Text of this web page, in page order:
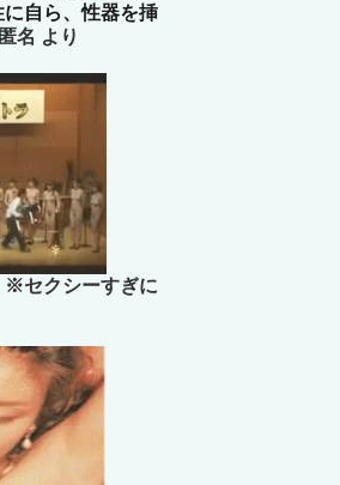
自ら、性器を挿
匿名 より
※セクシーすぎに